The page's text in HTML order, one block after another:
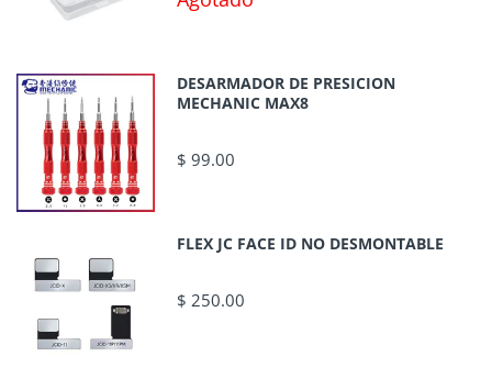
DESARMADOR DE PRESICION
MECHANIC MAX8
$ 99.00
FLEX JC FACE ID NO DESMONTABLE
$ 250.00